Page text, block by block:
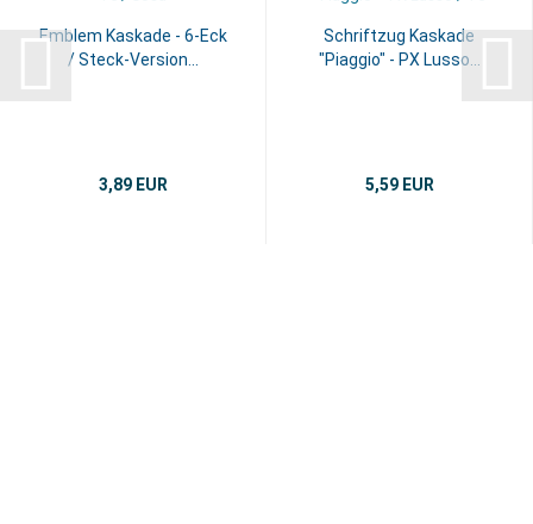
Emblem Kaskade - 6-Eck
/ Steck-Version...
3,89 EUR
Schriftzug Kaskade
"Piaggio" - PX Lusso...
5,59 EUR